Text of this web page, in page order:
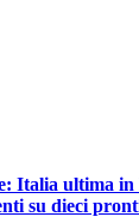
Italia ultima
su dieci